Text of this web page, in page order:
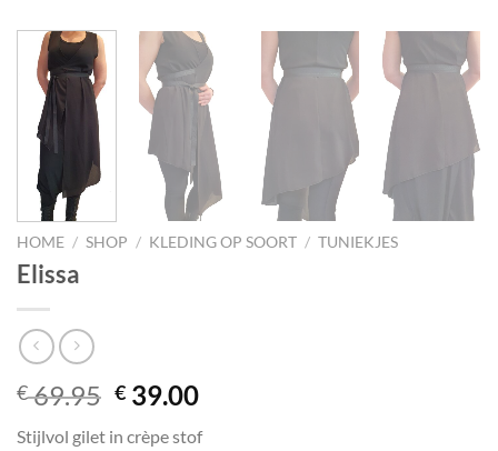
HOME / SHOP / KLEDING OP SOORT / TUNIEKJES
Elissa
€69.95 Oorspronkelijke prijs was: €
€ 39.00Huidige prijs is: € 39.00.
Stijlvol gilet in crèpe stof